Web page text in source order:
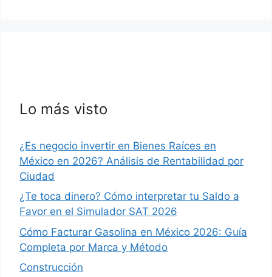
Lo más visto
¿Es negocio invertir en Bienes Raíces en
México en 2026? Análisis de Rentabilidad por
Ciudad
¿Te toca dinero? Cómo interpretar tu Saldo a
Favor en el Simulador SAT 2026
Cómo Facturar Gasolina en México 2026: Guía
Completa por Marca y Método
Construcción